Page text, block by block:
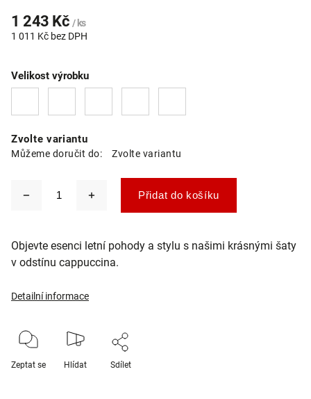
1 243 Kč / ks
1 011 Kč bez DPH
Zvolte variantu
Můžeme doručit do: Zvolte variantu
Velikost výrobku
Přidat do košíku
Objevte esenci letní pohody a stylu s našimi krásnými šaty
v odstínu cappuccina.
Detailní informace
Zeptat se Hlídat Sdílet